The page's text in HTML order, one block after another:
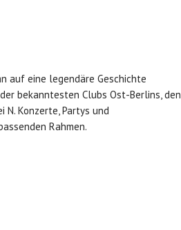
auf eine legendäre Geschichte
bekanntesten Clubs Ost-Berlins, den
N. Konzerte, Partys und
Rahmen.